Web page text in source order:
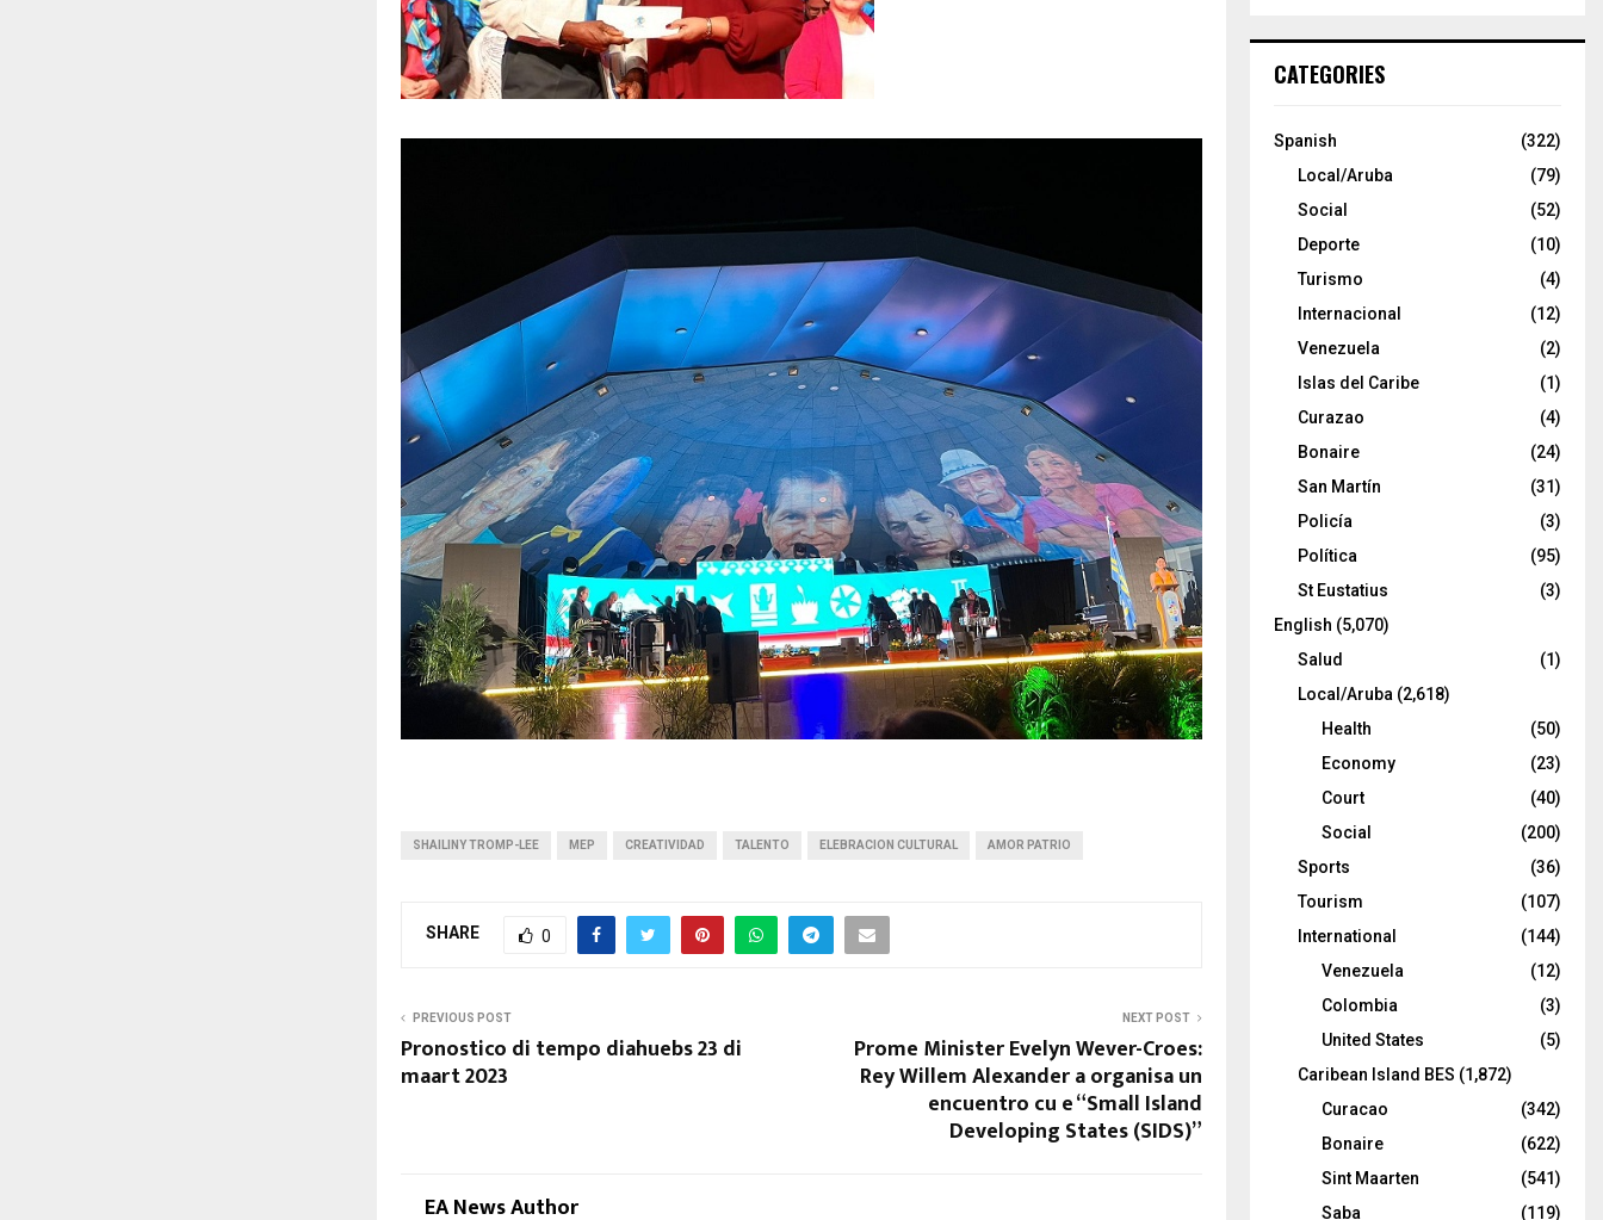
SHAILINY TROMP-LEE MEP CREATIVIDAD TALENTO ELEBRACION CULTURAL AMOR PATRIO
SHARE 0
PREVIOUS POST
Pronostico di tempo diahuebs 23 di
maart 2023
NEXT POST
Prome Minister Evelyn Wever-Croes:
Rey Willem Alexander a organisa un
encuentro cu e “Small Island
Developing States (SIDS)”
EA News Author
CATEGORIES
Spanish
(322)
Local/Aruba
(79)
Social
(52)
Deporte
(10)
Turismo
(4)
Internacional
(12)
Venezuela
(2)
Islas del Caribe
(1)
Curazao
(4)
Bonaire
(24)
San Martín
(31)
Policía
(3)
Política
(95)
St Eustatius
(3)
English (5,070)
Salud
(1)
Local/Aruba (2,618)
Health
(50)
Economy
(23)
Court
(40)
Social
(200)
Sports
(36)
Tourism
(107)
International
(144)
Venezuela
(12)
Colombia
(3)
United States
(5)
Caribean Island BES (1,872)
Curacao
(342)
Bonaire
(622)
Sint Maarten
(541)
Saba
(119)